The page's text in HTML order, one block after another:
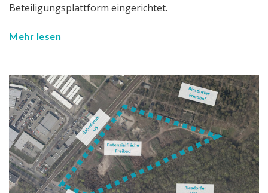
Beteiligungsplattform eingerichtet.
Mehr lesen